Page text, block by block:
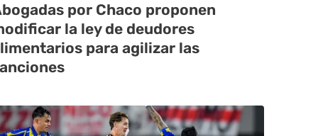
por Chaco proponen
la ley de deudores
para agilizar las